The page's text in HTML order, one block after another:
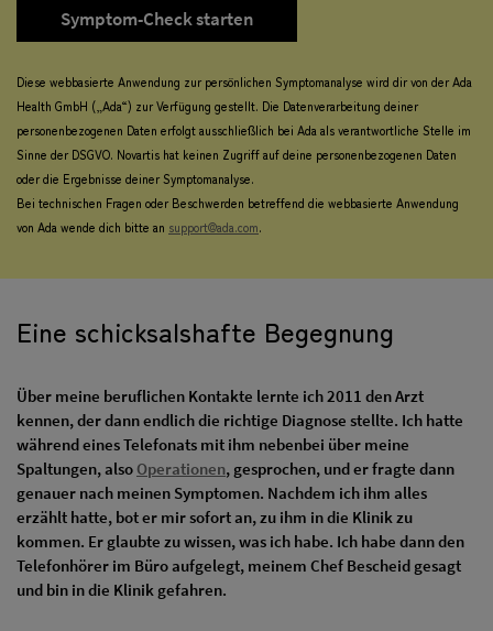
Symptom-Check starten
Diese webbasierte Anwendung zur persönlichen Symptomanalyse wird dir von der Ada
Health GmbH („Ada“) zur Verfügung gestellt. Die Datenverarbeitung deiner
personenbezogenen Daten erfolgt ausschließlich bei Ada als verantwortliche Stelle im
Sinne der DSGVO. Novartis hat keinen Zugriff auf deine personenbezogenen Daten
oder die Ergebnisse deiner Symptomanalyse.
Bei technischen Fragen oder Beschwerden betreffend die webbasierte Anwendung
von Ada wende dich bitte an support@ada.com.
Eine schicksalshafte Begegnung
Über meine beruflichen Kontakte lernte ich 2011 den Arzt
kennen, der dann endlich die richtige Diagnose stellte. Ich hatte
während eines Telefonats mit ihm nebenbei über meine
Spaltungen, also Operationen, gesprochen, und er fragte dann
genauer nach meinen Symptomen. Nachdem ich ihm alles
erzählt hatte, bot er mir sofort an, zu ihm in die Klinik zu
kommen. Er glaubte zu wissen, was ich habe. Ich habe dann den
Telefonhörer im Büro aufgelegt, meinem Chef Bescheid gesagt
und bin in die Klinik gefahren.